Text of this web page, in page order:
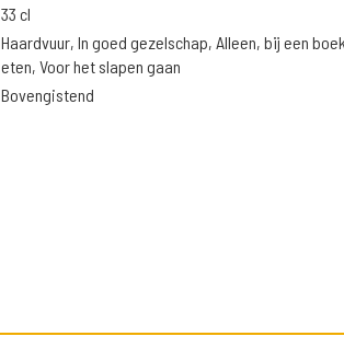
33 cl
Haardvuur, In goed gezelschap, Alleen, bij een
eten, Voor het slapen gaan
Bovengistend